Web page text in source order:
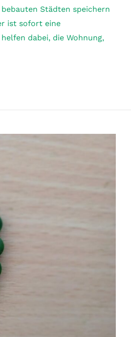
Städten speichern
ist sofort eine
dabei, die Wohnung,